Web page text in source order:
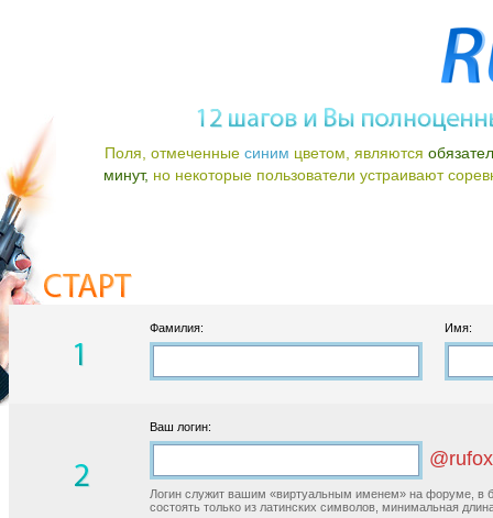
Поля, отмеченные синим цветом, являются
минут, но некоторые пользователи устраивают
Фамилия: Имя:
Ваш логин:
Логин служит вашим «виртуальным именем» на форуме, в
состоять только из латинских символов, минимальная